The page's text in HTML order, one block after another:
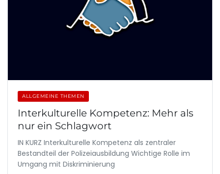
ALLGEMEINE THEMEN
Interkulturelle Kompetenz: Mehr als
nur ein Schlagwort
IN KURZ Interkulturelle Kompetenz als zentraler
Bestandteil der Polizeiausbildung Wichtige Rolle im
Umgang mit Diskriminierung